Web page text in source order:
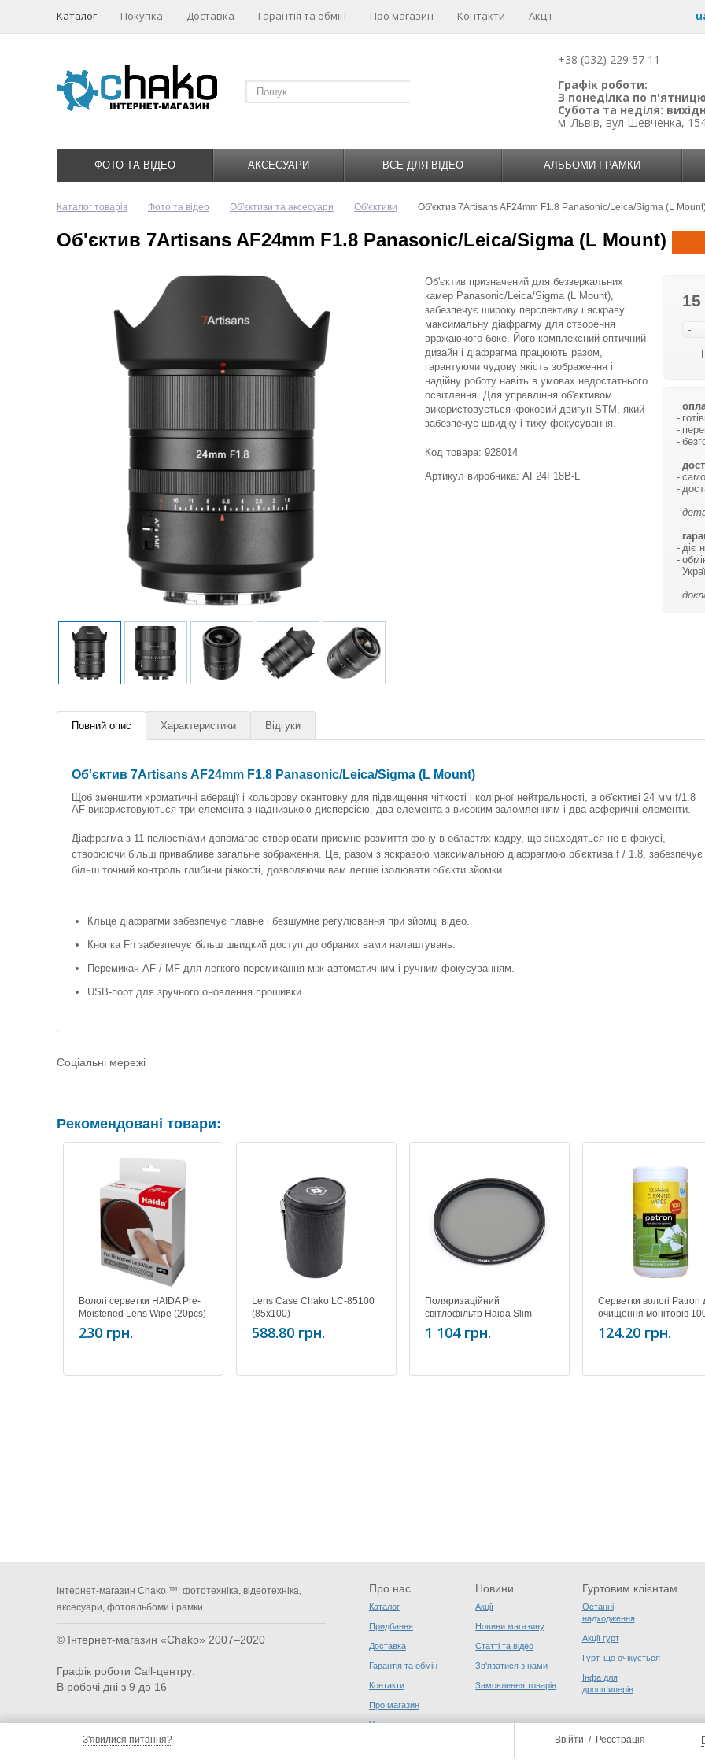
З'явилися питання? Ввійти / Реєстрація
Каталог Покупка Доставка Гарантія та обмін Про магазин Контакти Акції
+38 (032) 229 57 11
Графік роботи:
З понеділка по
Субота та неділя:
м. Львів, вул Шевченка,
ФОТО ТА ВІДЕО АКСЕСУАРИ ВСЕ ДЛЯ ВІДЕО АЛЬБОМИ І РАМКИ
Каталог товарів Фото та відео Об'єктиви та аксесуари Об'єктиви Об'єктив 7Artisans AF24mm F1.8 Panasonic/Leica/Sigma (L
Об'єктив 7Artisans AF24mm F1.8 Panasonic/Leica/Sigma (L Mount)
15
-
діє
Об'єктив призначений для беззеркальних
камер Panasonic/Leica/Sigma (L Mount),
забезпечує широку перспективу і яскраву
максимальну діафрагму для створення
вражаючого боке. Його комплексний оптичний
дизайн і діафрагма працюють разом,
гарантуючи чудову якість зображення і
надійну роботу навіть в умовах недостатнього
освітлення. Для управління об'єктивом
використовується кроковий двигун STM, який
забезпечує швидку і тиху фокусування.
Код товара: 928014
Артикул виробника: AF24F18B-L
Повний опис Характеристики Відгуки
Об'єктив 7Artisans AF24mm F1.8 Panasonic/Leica/Sigma (L Mount)
Щоб зменшити хроматичні аберації і кольорову окантовку для підвищення чіткості і колірної нейтральності, в об'єктиві 24 мм f/1.8
AF використовуються три елемента з наднизькою дисперсією, два елемента з високим заломленням і два асферичні елементи.
Діафрагма з 11 пелюстками допомагає створювати приємне розмиття фону в областях кадру, що знаходяться не в фокусі,
створюючи більш привабливе загальне зображення. Це, разом з яскравою максимальною діафрагмою об'єктива f / 1.8, забезпечує
більш точний контроль глибини різкості, дозволяючи вам легше ізолювати об'єкти зйомки.
Кльце діафрагми забезпечує плавне і безшумне регулювання при зйомці відео.
Кнопка Fn забезпечує більш швидкий доступ до обраних вами налаштувань.
Перемикач AF / MF для легкого перемикання між автоматичним і ручним фокусуванням.
USB-порт для зручного оновлення прошивки.
Соціальні мережі
Рекомендовані товари:
Вологі серветки HAIDA Pre-
Moistened Lens Wipe (20pcs)
HD4634
230 грн.
Lens Case Chako LC-85100
(85х100)
588.80 грн.
Поляризаційний
світлофільтр Haida Slim
PROII Multi-coating C-POL
Filter 62mm
1 104 грн.
Серветки вологі Patron
очищення моніторів
штук, туба F3-027
124.20 грн.
Інтернет-магазин Chako ™: фототехніка, відеотехніка,
аксесуари, фотоальбоми і рамки.
© Інтернет-магазин «Chako» 2007–2020
Графік роботи Call-центру:
В робочі дні з 9 до 16
Про нас
Каталог
Придбання
Доставка
Гарантія та обмін
Контакти
Про магазин
Угода користувача
Новини
Акції
Новини магазину
Статті та відео
Зв'язатися з нами
Замовлення товарів
Гуртовим клієнтам
Останні
надходження
Акції гурт
Гурт, що очікується
Інфа для
дропшиперів